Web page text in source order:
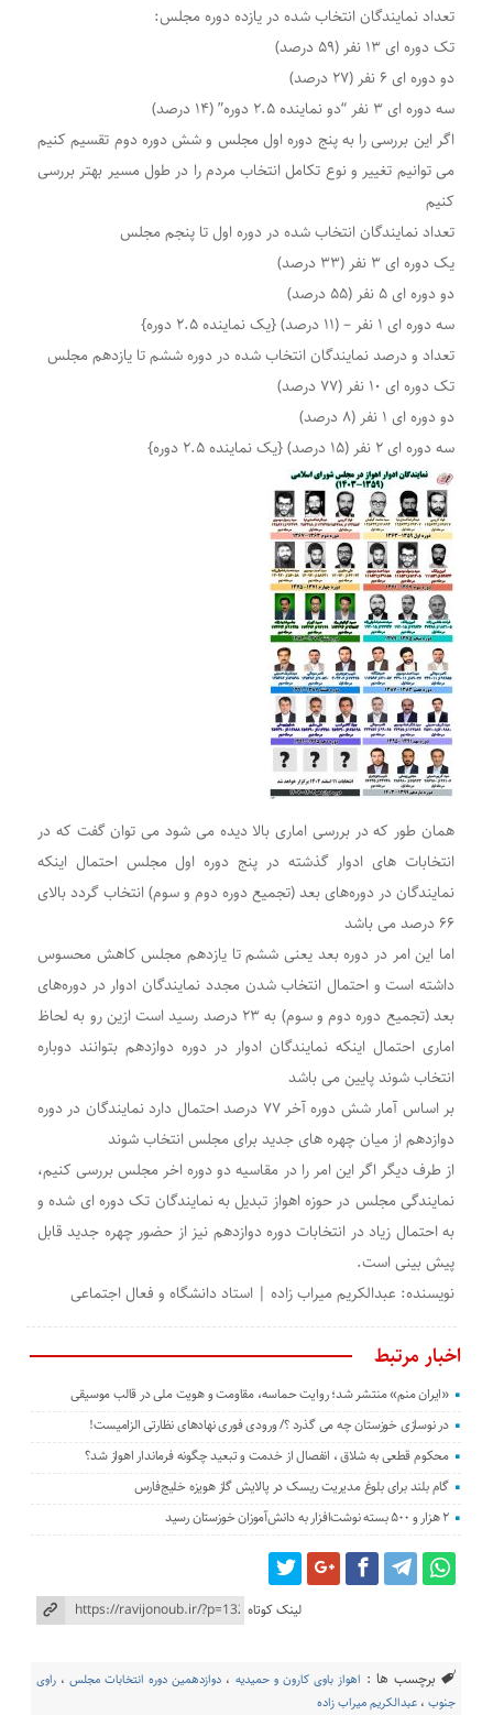
تعداد نمایندگان انتخاب شده در یازده دوره مجلس:
تک دوره ای ۱۳ نفر (۵۹ درصد)
دو دوره ای ۶ نفر (۲۷ درصد)
سه دوره ای ۳ نفر “دو نماینده ۲.۵ دوره” (۱۴ درصد)
اگر این بررسی را به پنج دوره اول مجلس و شش دوره دوم تقسیم کنیم
می توانیم تغییر و نوع تکامل انتخاب مردم را در طول مسیر بهتر بررسی
کنیم
تعداد نمایندگان انتخاب شده در دوره اول تا پنجم مجلس
یک دوره ای ۳ نفر (۳۳ درصد)
دو دوره ای ۵ نفر (۵۵ درصد)
سه دوره ای ۱ نفر – (۱۱ درصد) {یک نماینده ۲.۵ دوره}
تعداد و درصد نمایندگان انتخاب شده در دوره ششم تا یازدهم مجلس
تک دوره ای ۱۰ نفر (۷۷ درصد)
دو دوره ای ۱ نفر (۸ درصد)
سه دوره ای ۲ نفر (۱۵ درصد) {یک نماینده ۲.۵ دوره}
همان طور که در بررسی اماری بالا دیده می شود می توان گفت که در
انتخابات های ادوار گذشته در پنج دوره اول مجلس احتمال اینکه
نمایندگان در دوره‌های بعد (تجمیع دوره دوم و سوم) انتخاب گردد بالای
۶۶ درصد می باشد
اما این امر در دوره بعد یعنی ششم تا یازدهم مجلس کاهش محسوس
داشته است و احتمال انتخاب شدن مجدد نمایندگان ادوار در دوره‌های
بعد (تجمیع دوره دوم و سوم) به ۲۳ درصد رسید است ازین رو به لحاظ
اماری احتمال اینکه نمایندگان ادوار در دوره دوازدهم بتوانند دوباره
انتخاب شوند پایین می باشد
بر اساس آمار شش دوره آخر ۷۷ درصد احتمال دارد نمایندگان در دوره
دوازدهم از میان چهره های جدید برای مجلس انتخاب شوند
از طرف دیگر اگر این امر را در مقاسیه دو دوره اخر مجلس بررسی کنیم،
نمایندگی مجلس در حوزه اهواز تبدیل به نمایندگان تک دوره ای شده و
به احتمال زیاد در انتخابات دوره دوازدهم نیز از حضور چهره جدید قابل
پیش بینی است.
نویسنده: عبدالکریم میراب زاده | استاد دانشگاه و فعال اجتماعی
اخبار مرتبط
«ایران منم» منتشر شد؛ روایت حماسه، مقاومت و هویت ملی در قالب موسیقی
در نوسازی خوزستان چه می گذرد ؟/ ورودی فوری نهادهای نظارتی الزامیست!
محکوم قطعی به شلاق ، انفصال از خدمت و تبعید چگونه فرماندار اهواز شد؟
گام بلند برای بلوغ مدیریت ریسک در پالایش گاز هویزه خلیج‌فارس
۲ هزار و ۵۰۰ بسته نوشت‌افزار به دانش‌آموزان خوزستان رسید
لینک کوتاه
برچسب ها : اهواز باوی کارون و حمیدیه ، دوازدهمین دوره انتخابات مجلس، راوی
جنوب ،عبدالکریم میراب زاده